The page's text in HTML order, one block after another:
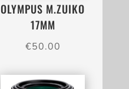
OLYMPUS M.ZUIKO
17MM
€50.00